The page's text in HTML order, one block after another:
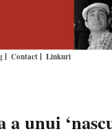
Contact Linkuri
unui